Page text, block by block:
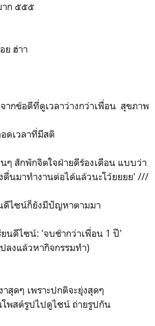
าก ๕๕๕
ย ฮ่าา
ากข้อดีที่ดูเวลาว่างกว่าเพื่อน สุขภาพ
ดเวลาที่มีสติ
ๆ สักพักจิตใจฝ่ายดีร้องเตือน แบบว่า
ตื่นมาทำงานต่อได้แล้วนะโว้ยยยย' ///
ดีไซน์ก็ยังมีปัญหาตามมา
นดีไซน์: 'จบช้ากว่าเพื่อน 1 ปี'
ลงแล้วหากิจกรรมทำ)
าสุดๆ เพราะปกติจะยุ่งสุดๆ
โพสต์รูปไปดูไซน์ ถ่ายรูปกัน